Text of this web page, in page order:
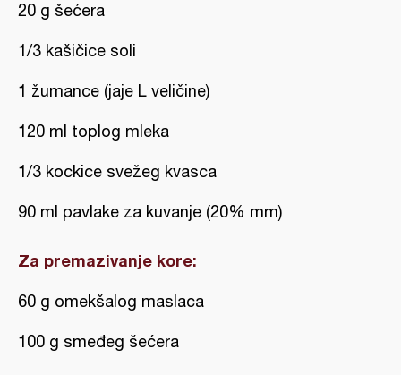
20 g šećera
1/3 kašičice soli
1 žumance (jaje L veličine)
120 ml toplog mleka
1/3 kockice svežeg kvasca
90 ml pavlake za kuvanje (20% mm)
Za premazivanje kore:
60 g omekšalog maslaca
100 g smeđeg šećera